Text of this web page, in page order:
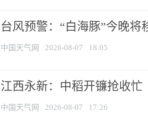
台风预警：“白海豚”今晚将
中国天气网 2026-08-07 18:05
江西永新：中稻开镰抢收忙
中国天气网 2026-08-07 17:26